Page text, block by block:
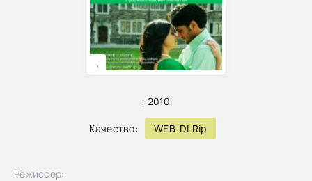
, 2010
Качество: WEB-DLRip
,
Режиссер: